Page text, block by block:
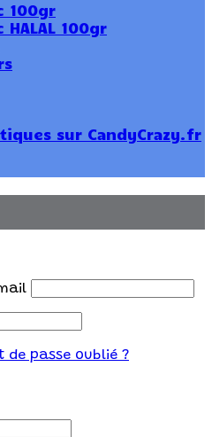
100gr
100gr
sur CandyCrazy.fr
de passe oublié ?